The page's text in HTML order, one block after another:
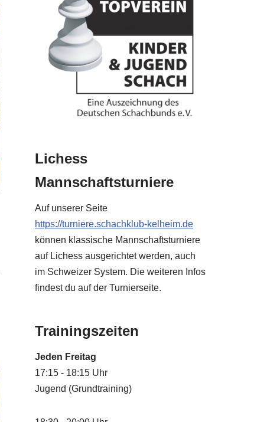
Lichess
Mannschaftsturniere
Auf unserer Seite
https://turniere.schachklub-kelheim.de
können klassische Mannschaftsturniere
auf Lichess ausgerichtet werden, auch
im Schweizer System. Die weiteren Infos
findest du auf der Turnierseite.
Trainingszeiten
Jeden Freitag
17:15 - 18:15 Uhr
Jugend (Grundtraining)